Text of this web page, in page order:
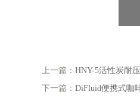
上一篇： HNY-5活性炭耐
下一篇： DiFluid便携式咖